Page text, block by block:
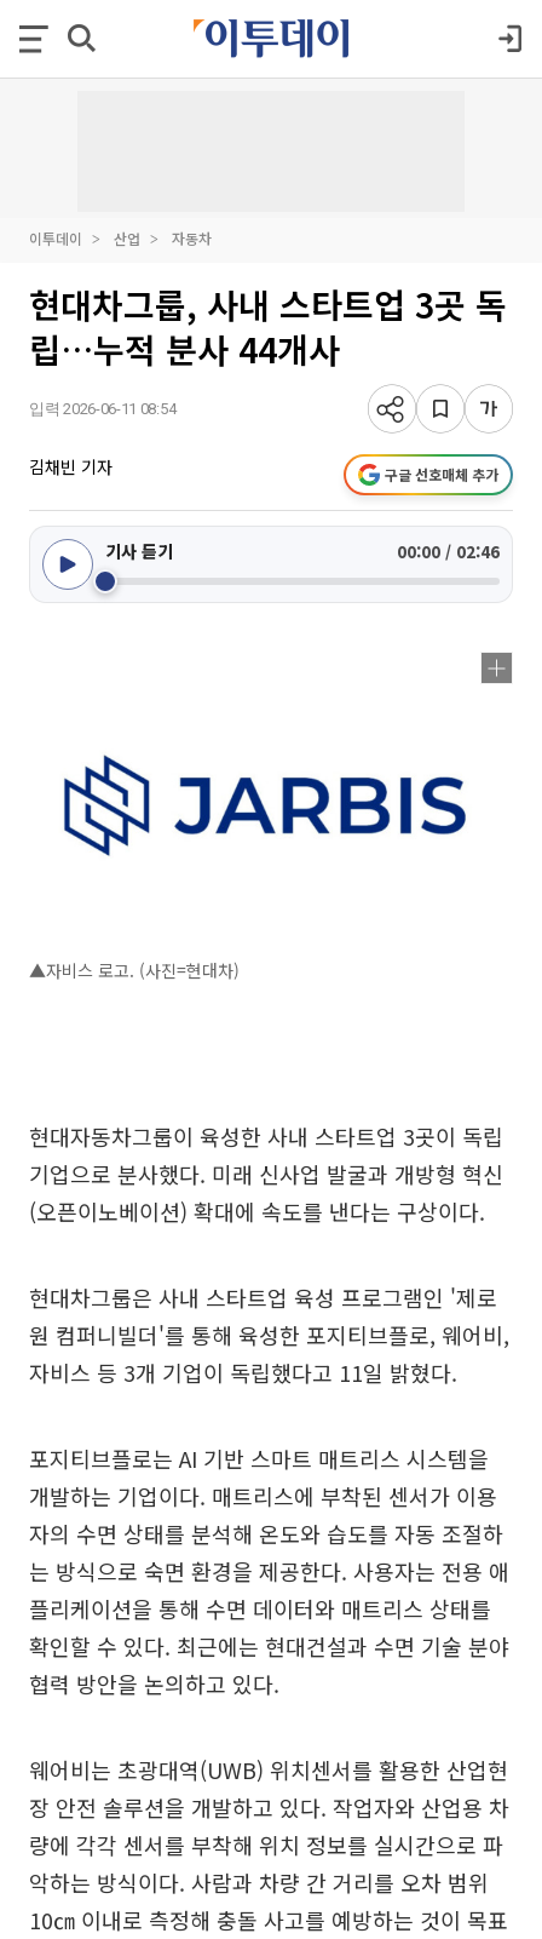
이투데이 산업 자동차
현대차그룹, 사내 스타트업 3곳 독
립…누적 분사 44개사
입력 2026-06-11 08:54
김채빈 기자 구글 선호매체 추가
기사 듣기 00:00 / 02:46
▲자비스 로고. (사진=현대차)
현대자동차그룹이 육성한 사내 스타트업 3곳이 독립
기업으로 분사했다. 미래 신사업 발굴과 개방형 혁신
(오픈이노베이션) 확대에 속도를 낸다는 구상이다.
현대차그룹은 사내 스타트업 육성 프로그램인 '제로
원 컴퍼니빌더'를 통해 육성한 포지티브플로, 웨어비,
자비스 등 3개 기업이 독립했다고 11일 밝혔다.
포지티브플로는 AI 기반 스마트 매트리스 시스템을
개발하는 기업이다. 매트리스에 부착된 센서가 이용
자의 수면 상태를 분석해 온도와 습도를 자동 조절하
는 방식으로 숙면 환경을 제공한다. 사용자는 전용 애
플리케이션을 통해 수면 데이터와 매트리스 상태를
확인할 수 있다. 최근에는 현대건설과 수면 기술 분야
협력 방안을 논의하고 있다.
웨어비는 초광대역(UWB) 위치센서를 활용한 산업현
장 안전 솔루션을 개발하고 있다. 작업자와 산업용 차
량에 각각 센서를 부착해 위치 정보를 실시간으로 파
악하는 방식이다. 사람과 차량 간 거리를 오차 범위
10㎝ 이내로 측정해 충돌 사고를 예방하는 것이 목표